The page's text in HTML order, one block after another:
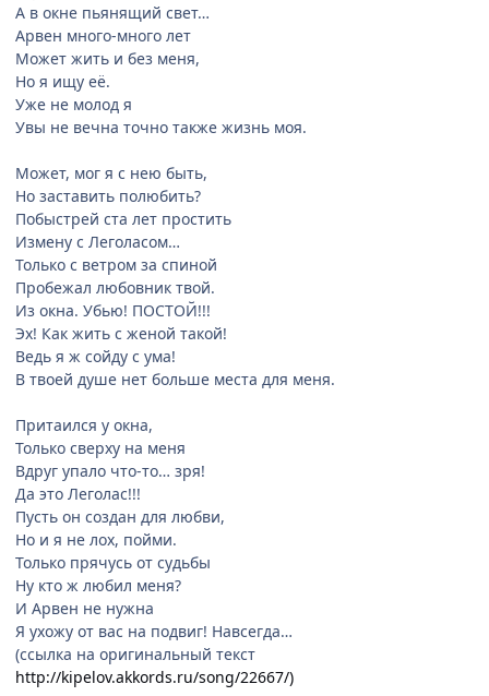
А в окне пьянящий свет…
Арвен много-много лет
Может жить и без меня,
Но я ищу её.
Уже не молод я
Увы не вечна точно также жизнь моя.
Может, мог я с нею быть,
Но заставить полюбить?
Побыстрей ста лет простить
Измену с Леголасом…
Только с ветром за спиной
Пробежал любовник твой.
Из окна. Убью! ПОСТОЙ!!!
Эх! Как жить с женой такой!
Ведь я ж сойду с ума!
В твоей душе нет больше места для меня.
Притаился у окна,
Только сверху на меня
Вдруг упало что-то… зря!
Да это Леголас!!!
Пусть он создан для любви,
Но и я не лох, пойми.
Только прячусь от судьбы
Ну кто ж любил меня?
И Арвен не нужна
Я ухожу от вас на подвиг! Навсегда…
(ссылка на оригинальный текст
http://kipelov.akkords.ru/song/22667/)